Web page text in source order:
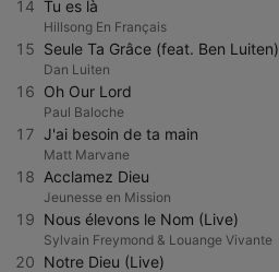
14 Tu es là
Hillsong En Français
15 Seule Ta Grâce (feat. Ben Luiten)
Dan Luiten
16 Oh Our Lord
Paul Baloche
17 J'ai besoin de ta main
Matt Marvane
18 Acclamez Dieu
Jeunesse en Mission
19 Nous élevons le Nom (Live)
Sylvain Freymond & Louange Vivante
20 Notre Dieu (Live)